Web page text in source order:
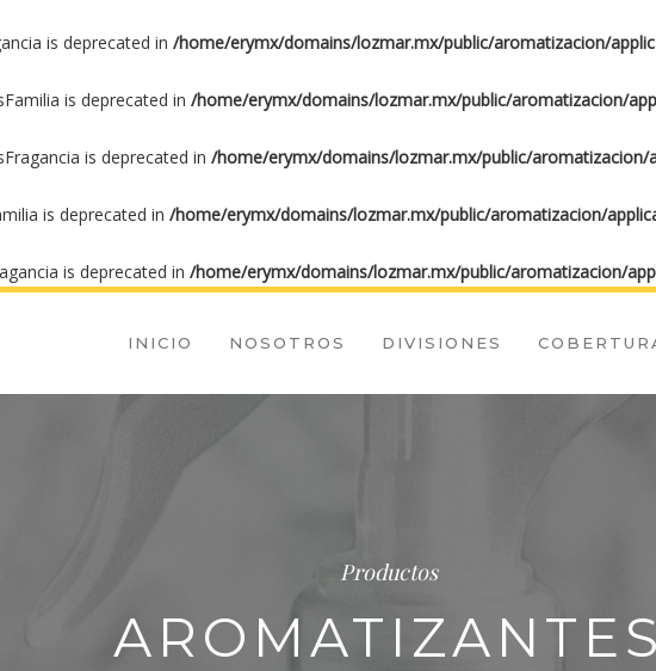
is deprecated in /home/erymx/domains/lozmar.mx/public/aromatizacion/
is deprecated in /home/erymx/domains/lozmar.mx/public/aromatizacion/
is deprecated in /home/erymx/domains/lozmar.mx/public/aromatizacion/
is deprecated in /home/erymx/domains/lozmar.mx/public/aromatizacion/
is deprecated in /home/erymx/domains/lozmar.mx/public/aromatizacion/
INICIO NOSOTROS DIVISIONES
Productos